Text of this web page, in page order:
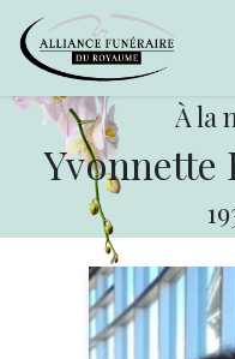
À la
Yvonnette